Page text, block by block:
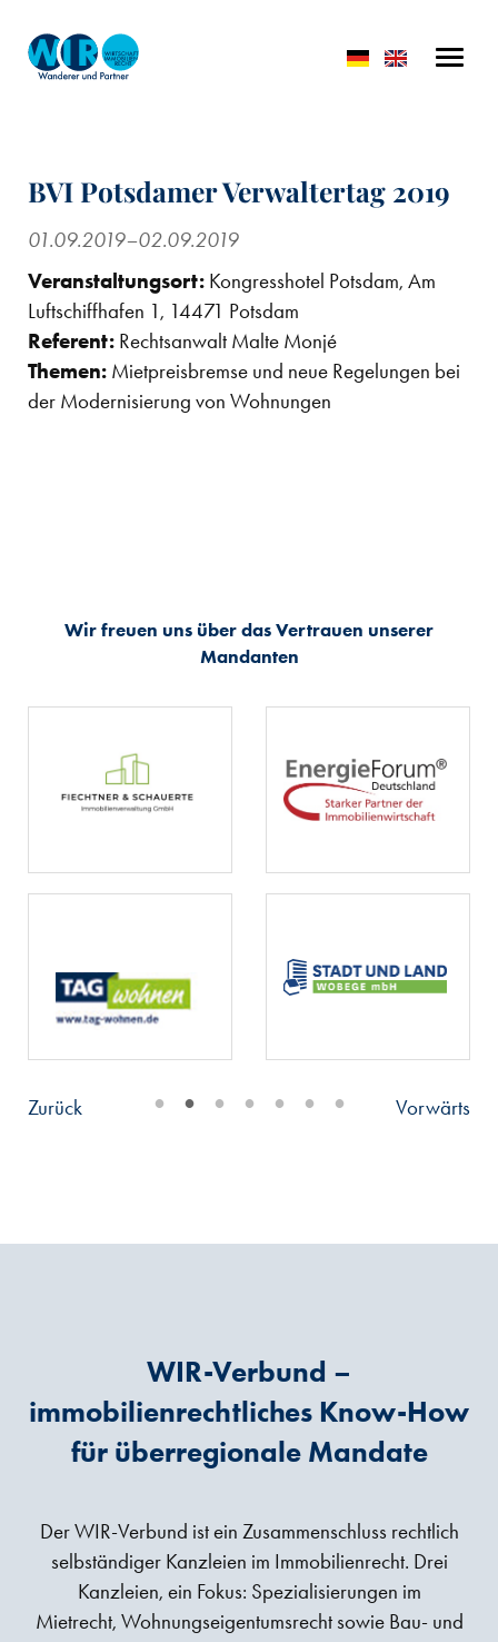
BVI Potsdamer Verwaltertag 2019
01.09.2019–02.09.2019
Veranstaltungsort: Kongresshotel Potsdam, Am
Luftschiffhafen 1, 14471 Potsdam
Referent: Rechtsanwalt Malte Monjé
Themen: Mietpreisbremse und neue Regelungen bei
der Modernisierung von Wohnungen
Wir freuen uns über das Vertrauen unserer
Mandanten
Zurück • • • • • • • Vorwärts
WIR-Verbund –
immobilienrechtliches Know-How
für überregionale Mandate
Der WIR-Verbund ist ein Zusammenschluss rechtlich
selbständiger Kanzleien im Immobilienrecht. Drei
Kanzleien, ein Fokus: Spezialisierungen im
Mietrecht, Wohnungseigentumsrecht sowie Bau- und